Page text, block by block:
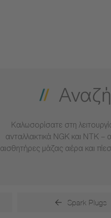
Καλωσορίσατε στη
ανταλλακτικά NGK και NTK –
αισθητήρες μάζας αέρα και
Spark Plugs